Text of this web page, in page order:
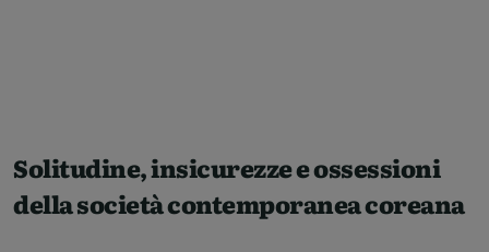
Solitudine, insicurezze e ossessioni
della società contemporanea coreana